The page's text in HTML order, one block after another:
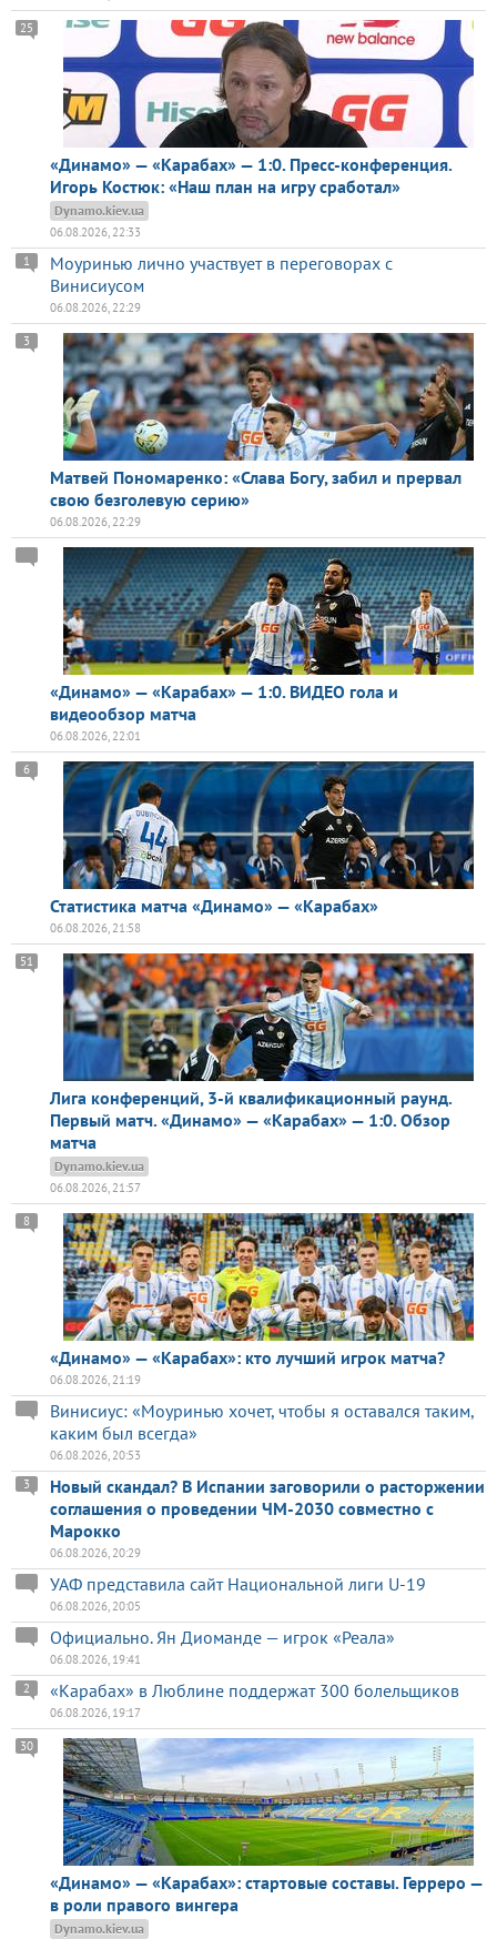
«Динамо» — «Карабах» — 1:0. Пресс-конференция.
Игорь Костюк: «Наш план на игру сработал»
25
Dynamo.kiev.ua
06.08.2026, 22:33
Моуринью лично участвует в переговорах с
Винисиусом
1
06.08.2026, 22:29
Матвей Пономаренко: «Слава Богу, забил и прервал
свою безголевую серию»
3
06.08.2026, 22:29
«Динамо» — «Карабах» — 1:0. ВИДЕО гола и
видеообзор матча
06.08.2026, 22:01
Статистика матча «Динамо» — «Карабах»
6
06.08.2026, 21:58
Лига конференций, 3-й квалификационный раунд.
Первый матч. «Динамо» — «Карабах» — 1:0. Обзор
матча
51
Dynamo.kiev.ua
06.08.2026, 21:57
«Динамо» — «Карабах»: кто лучший игрок матча?
8
06.08.2026, 21:19
Винисиус: «Моуринью хочет, чтобы я оставался таким,
каким был всегда»
06.08.2026, 20:53
Новый скандал? В Испании заговорили о расторжении
соглашения о проведении ЧМ-2030 совместно с
Марокко
3
06.08.2026, 20:29
УАФ представила сайт Национальной лиги U-19
06.08.2026, 20:05
Официально. Ян Диоманде — игрок «Реала»
06.08.2026, 19:41
«Карабах» в Люблине поддержат 300 болельщиков
2
06.08.2026, 19:17
«Динамо» — «Карабах»: стартовые составы. Герреро —
в роли правого вингера
30
Dynamo.kiev.ua